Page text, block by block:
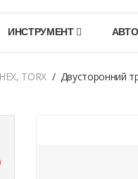
ИНСТРУМЕНТ
TORX Двусторонний